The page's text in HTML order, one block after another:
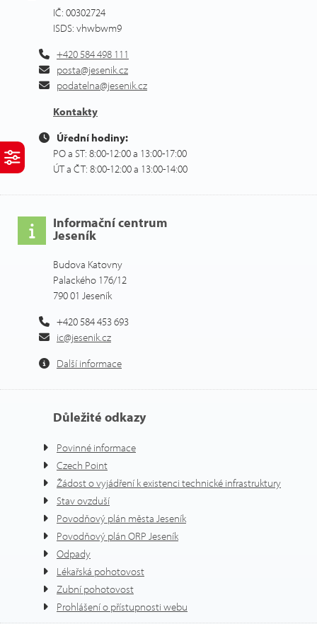
IČ: 00302724
ISDS: vhwbwm9
+420 584 498 111
posta@jesenik.cz
podatelna@jesenik.cz
Kontakty
Úřední hodiny:
PO a ST: 8:00-12:00 a 13:00-17:00
ÚT a ČT: 8:00-12:00 a 13:00-14:00
Informační centrum
Jeseník
Budova Katovny
Palackého 176/12
790 01 Jeseník
+420 584 453 693
ic@jesenik.cz
Další informace
Důležité odkazy
Povinné informace
Czech Point
Žádost o vyjádření k existenci technické infrastruktury
Stav ovzduší
Povodňový plán města Jeseník
Povodňový plán ORP Jeseník
Odpady
Lékařská pohotovost
Zubní pohotovost
Prohlášení o přístupnosti webu